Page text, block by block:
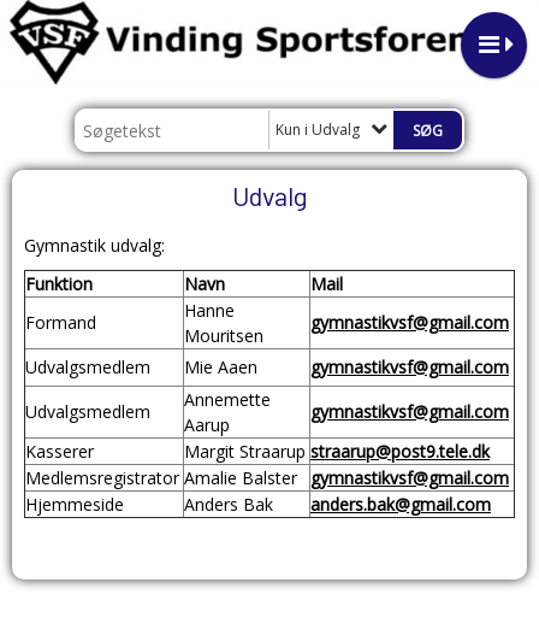
Kun i Udvalg
Udvalg
Gymnastik udvalg:
Funktion
Navn
Mail
Formand
Hanne
Mouritsen
gymnastikvsf@gmail.com
Udvalgsmedlem
Mie Aaen
gymnastikvsf@gmail.com
Udvalgsmedlem
Annemette
Aarup
gymnastikvsf@gmail.com
Kasserer
Margit Straarup straarup@post9.tele.dk
Medlemsregistrator Amalie Balster
gymnastikvsf@gmail.com
Hjemmeside
Anders Bak anders.bak@gmail.com